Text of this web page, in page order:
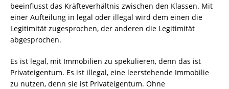
beeinflusst das Kräfteverhältnis zwischen den Klassen. Mit
einer Aufteilung in legal oder illegal wird dem einen die
Legitimität zugesprochen, der anderen die Legitimität
abgesprochen.
Es ist legal, mit Immobilien zu spekulieren, denn das ist
Privateigentum. Es ist illegal, eine leerstehende Immobilie
zu nutzen, denn sie ist Privateigentum. Ohne